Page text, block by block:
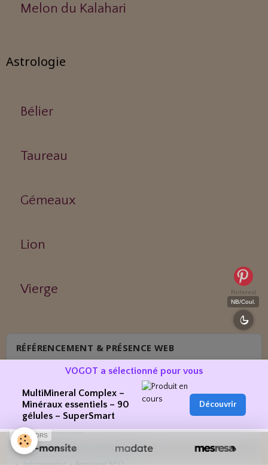
Melon du Kalahari
Astrologie
Bélier
Taureau
Gémeaux
Lion
Vierge
RÉFÉRENCEMENT & PRÉSENCE WEB
VOGOT est présent dans des annuaires fiables, sélectionnés pour
Maxannu – Bien-être
NosAvis – Naturopathes
AjoutezVotreSite
ReachConversion – Sélection 2025
Pinterest
NB/Coul.
VOGOT a sélectionné pour vous
MultiMineral Complex –
Minéraux essentiels – 90
gélules – SuperSmart
Découvrir
SPONSORS